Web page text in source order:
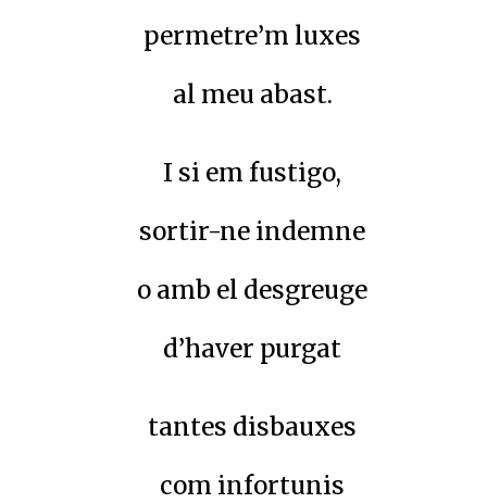
permetre’m luxes
al meu abast.
I si em fustigo,
sortir-ne indemne
o amb el desgreuge
d’haver purgat
tantes disbauxes
com infortunis